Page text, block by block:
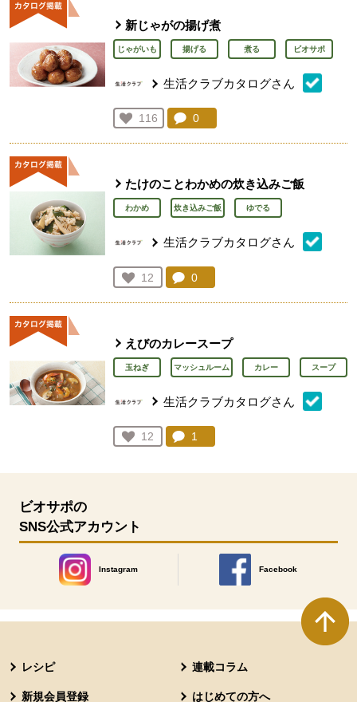
新じゃがの揚げ煮
じゃがいも 揚げる 煮る ビオサポ
生活クラブカタログさん
お気に入り登録：
116
人が登録
コメント：
0
たけのことわかめの炊き込みご飯
わかめ 炊き込みご飯 ゆでる
生活クラブカタログさん
お気に入り登録：
12
人が登録
コメント：
0
えびのカレースープ
玉ねぎ マッシュルーム カレー スープ
生活クラブカタログさん
お気に入り登録：
12
人が登録
コメント：
1
ビオサポの
SNS公式アカウント
Instagram
別のウィンドウで開きます。
Facebook
別のウィンドウで開きます
レシピ 連載コラム
新規会員登録 はじめての方へ